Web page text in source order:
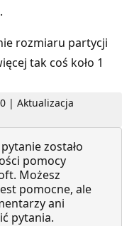
rozmiaru partycji
tak coś koło 1
| Aktualizacja
zostało
pomocy
Możesz
pomocne, ale
ani
pytania.